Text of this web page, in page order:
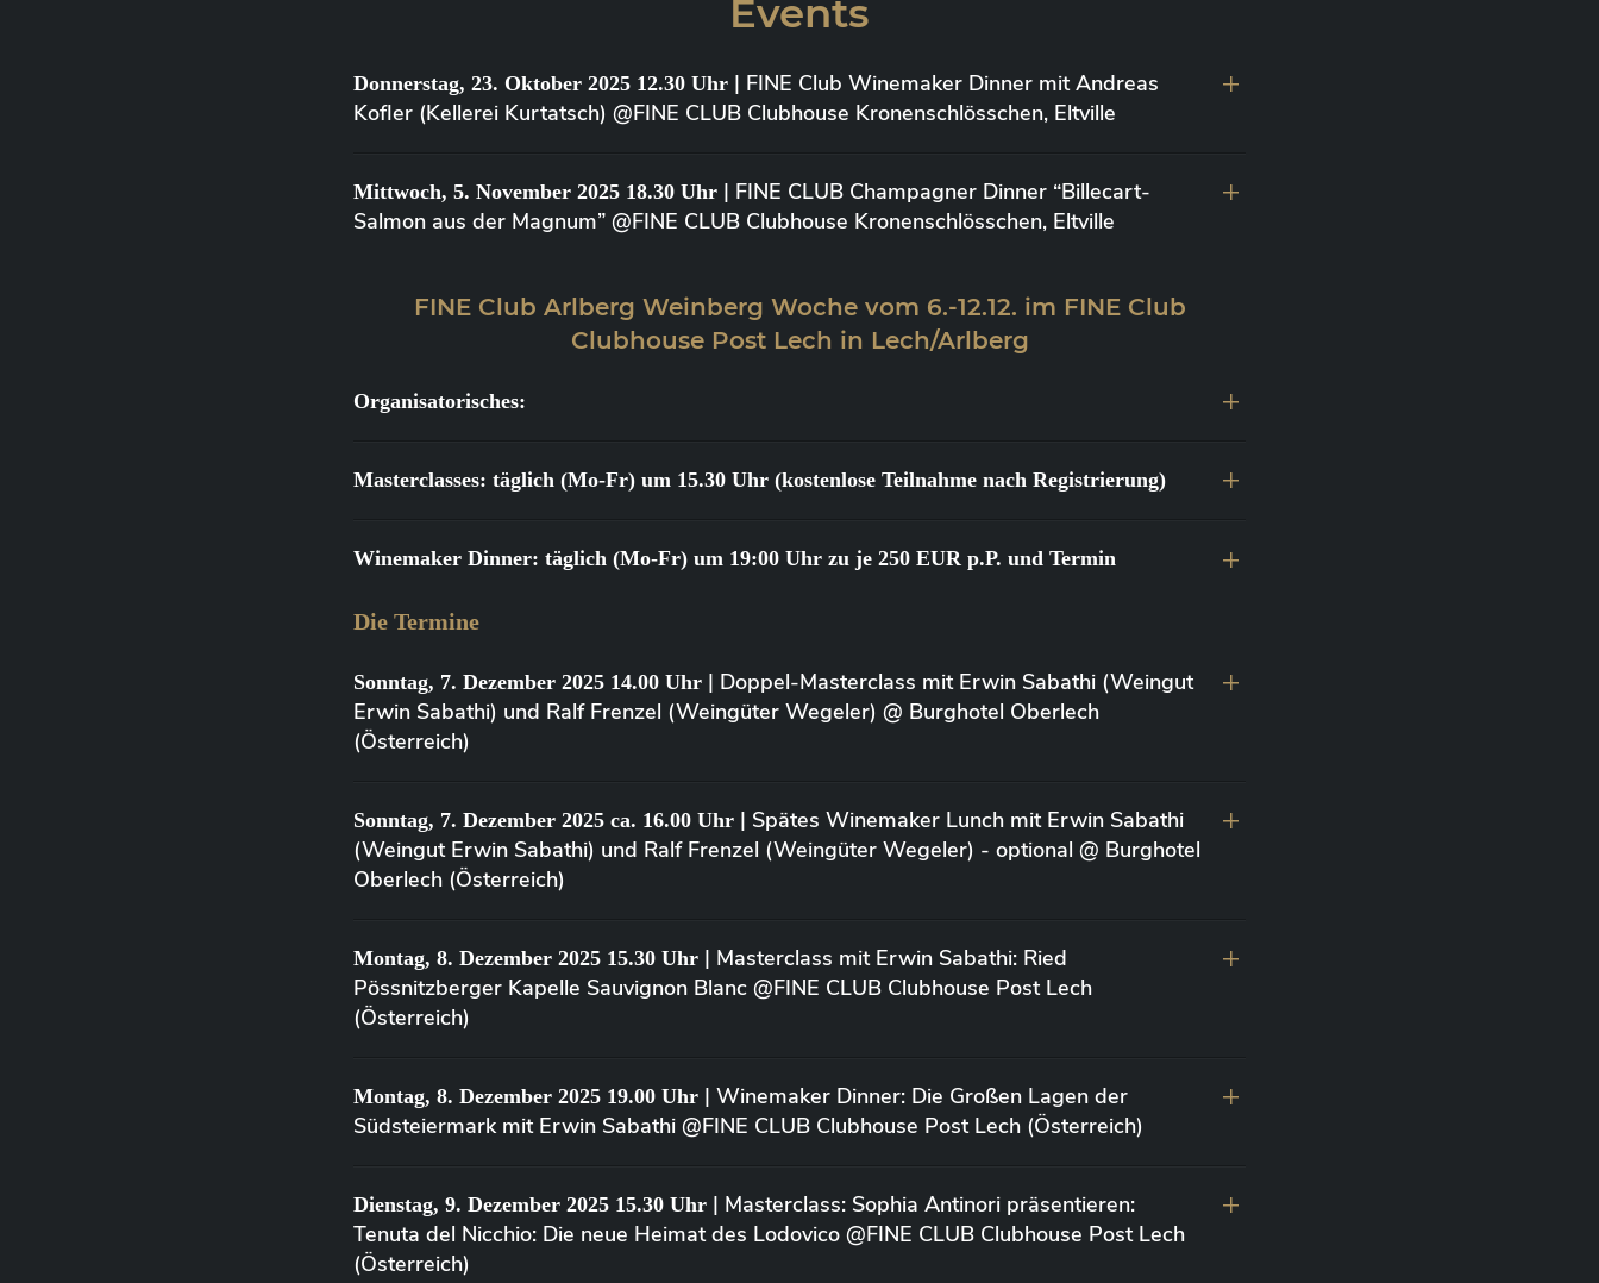
Events
Donnerstag, 23. Oktober 2025 12.30 Uhr | FINE Club Winemaker Dinner mit Andreas
Kofler (Kellerei Kurtatsch) @FINE CLUB Clubhouse Kronenschlösschen, Eltville
Mittwoch, 5. November 2025 18.30 Uhr | FINE CLUB Champagner Dinner “Billecart-
Salmon aus der Magnum” @FINE CLUB Clubhouse Kronenschlösschen, Eltville
FINE Club Arlberg Weinberg Woche vom 6.-12.12. im FINE Club
Clubhouse Post Lech in Lech/Arlberg
Organisatorisches:
Masterclasses: täglich (Mo-Fr) um 15.30 Uhr (kostenlose Teilnahme nach Registrierung)
Winemaker Dinner: täglich (Mo-Fr) um 19:00 Uhr zu je 250 EUR p.P. und Termin
Die Termine
Sonntag, 7. Dezember 2025 14.00 Uhr | Doppel-Masterclass mit Erwin Sabathi (Weingut
Erwin Sabathi) und Ralf Frenzel (Weingüter Wegeler) @ Burghotel Oberlech
(Österreich)
Sonntag, 7. Dezember 2025 ca. 16.00 Uhr | Spätes Winemaker Lunch mit Erwin Sabathi
(Weingut Erwin Sabathi) und Ralf Frenzel (Weingüter Wegeler) - optional @ Burghotel
Oberlech (Österreich)
Montag, 8. Dezember 2025 15.30 Uhr | Masterclass mit Erwin Sabathi: Ried
Pössnitzberger Kapelle Sauvignon Blanc @FINE CLUB Clubhouse Post Lech
(Österreich)
Montag, 8. Dezember 2025 19.00 Uhr | Winemaker Dinner: Die Großen Lagen der
Südsteiermark mit Erwin Sabathi @FINE CLUB Clubhouse Post Lech (Österreich)
Dienstag, 9. Dezember 2025 15.30 Uhr | Masterclass: Sophia Antinori präsentieren:
Tenuta del Nicchio: Die neue Heimat des Lodovico @FINE CLUB Clubhouse Post Lech
(Österreich)